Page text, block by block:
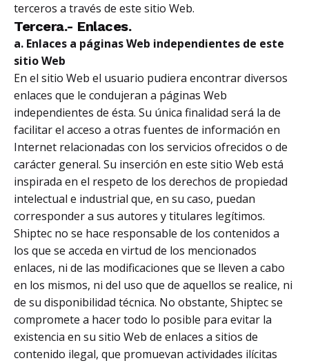
terceros a través de este sitio Web.
Tercera.- Enlaces.
a. Enlaces a páginas Web independientes de este
sitio Web
En el sitio Web el usuario pudiera encontrar diversos
enlaces que le condujeran a páginas Web
independientes de ésta. Su única finalidad será la de
facilitar el acceso a otras fuentes de información en
Internet relacionadas con los servicios ofrecidos o de
carácter general. Su inserción en este sitio Web está
inspirada en el respeto de los derechos de propiedad
intelectual e industrial que, en su caso, puedan
corresponder a sus autores y titulares legítimos.
Shiptec no se hace responsable de los contenidos a
los que se acceda en virtud de los mencionados
enlaces, ni de las modificaciones que se lleven a cabo
en los mismos, ni del uso que de aquellos se realice, ni
de su disponibilidad técnica. No obstante, Shiptec se
compromete a hacer todo lo posible para evitar la
existencia en su sitio Web de enlaces a sitios de
contenido ilegal, que promuevan actividades ilícitas